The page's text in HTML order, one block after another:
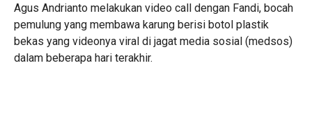
Agus Andrianto melakukan video call dengan Fandi, bocah
pemulung yang membawa karung berisi botol plastik
bekas yang videonya viral di jagat media sosial (medsos)
dalam beberapa hari terakhir.